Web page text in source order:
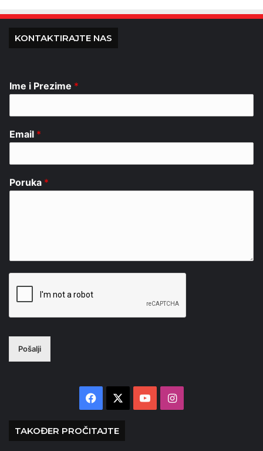
KONTAKTIRAJTE NAS
Ime i Prezime *
Email *
Poruka *
Pošalji
Facebook YouTubeInstagram
TAKOĐER PROČITAJTE